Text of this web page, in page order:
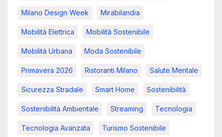
Milano Design Week Mirabilandia
Mobilità Elettrica Mobilità Sostenibile
Mobilità Urbana Moda Sostenibile
Primavera 2026 Ristoranti Milano Salute Mentale
Sicurezza Stradale Smart Home Sostenibilità
Sostenibilità Ambientale Streaming Tecnologia
Tecnologia Avanzata Turismo Sostenibile